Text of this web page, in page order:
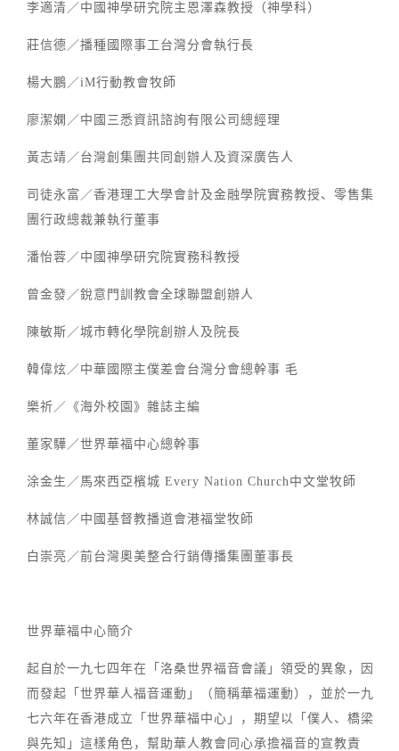
李適清／中國神學研究院主恩澤森教授（神學科）
莊信德／播種國際事工台灣分會執行長
楊大鵬／iM行動教會牧師
廖潔嫻／中國三悉資訊諮詢有限公司總經理
黃志靖／台灣創集團共同創辦人及資深廣告人
司徒永富／香港理工大學會計及金融學院實務教授、零售集
團行政總裁兼執行董事
潘怡蓉／中國神學研究院實務科教授
曾金發／銳意門訓教會全球聯盟創辦人
陳敏斯／城市轉化學院創辦人及院長
韓偉炫／中華國際主僕差會台灣分會總幹事 毛
樂祈／《海外校園》雜誌主編
董家驊／世界華福中心總幹事
涂金生／馬來西亞檳城 Every Nation Church中文堂牧師
林誠信／中國基督教播道會港福堂牧師
白崇亮／前台灣奧美整合行銷傳播集團董事長
世界華福中心簡介
起自於一九七四年在「洛桑世界福音會議」領受的異象，因
而發起「世界華人福音運動」（簡稱華福運動），並於一九
七六年在香港成立「世界華福中心」，期望以「僕人、橋梁
與先知」這樣角色，幫助華人教會同心承擔福音的宣教責